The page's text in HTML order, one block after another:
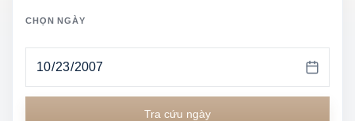
CHỌN NGÀY
Tra cứu ngày